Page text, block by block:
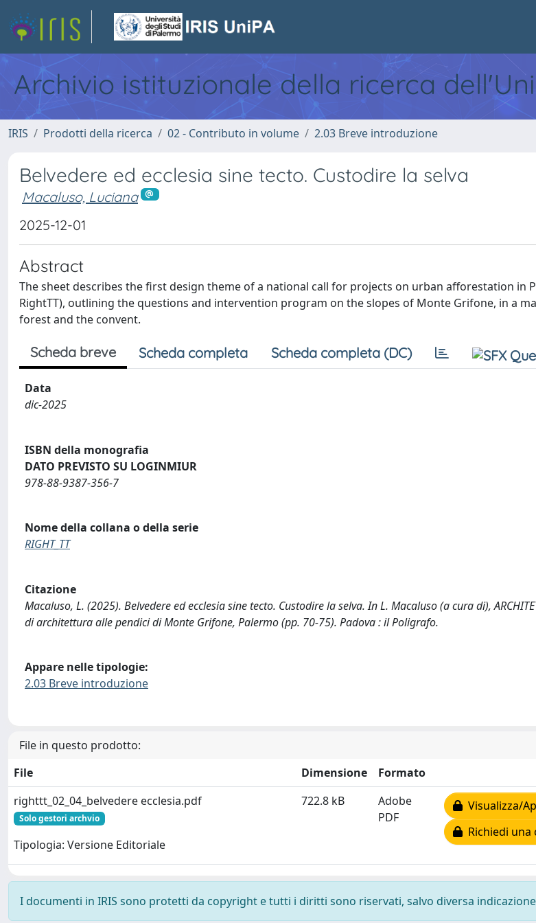
Archivio istituzionale della ricerca
IRIS Prodotti della ricerca 02 - Contributo in volume 2.03 Breve introduzione
Belvedere ed ecclesia sine tecto. Custodire la selva
Macaluso, Luciana
2025-12-01
Abstract
The sheet describes the first design theme of a national call for projects on urban afforestation in
RightTT), outlining the questions and intervention program on the slopes of Monte Grifone, in a
forest and the convent.
Scheda breve Scheda completa Scheda completa (DC)
Data
dic-2025
ISBN della monografia
DATO PREVISTO SU LOGINMIUR
978-88-9387-356-7
Nome della collana o della serie
RIGHT_TT
Citazione
Macaluso, L. (2025). Belvedere ed ecclesia sine tecto. Custodire la selva. In L. Macaluso (a cura di),
di architettura alle pendici di Monte Grifone, Palermo (pp. 70-75). Padova : il Poligrafo.
Appare nelle tipologie:
2.03 Breve introduzione
File in questo prodotto:
File
Dimensione
Formato
righttt_02_04_belvedere ecclesia.pdf
Solo gestori archvio
Tipologia: Versione Editoriale
722.8 kB
Adobe
PDF
Visualizza/
Richiedi una
I documenti in IRIS sono protetti da copyright e tutti i diritti sono riservati, salvo diversa